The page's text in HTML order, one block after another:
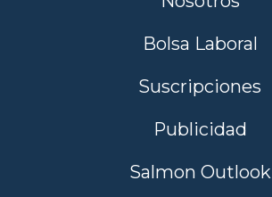
Bolsa Laboral
Suscripciones
Publicidad
Salmon Outlook